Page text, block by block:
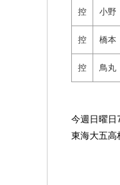
控 小
控 橋
控 鳥
今週日曜日
東海大五高